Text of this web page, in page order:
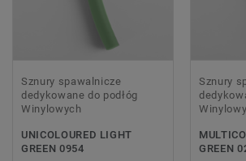
Sznury spawalnicze
dedykowane do podłóg
Winylowych
UNICOLOURED LIGHT
GREEN 0954
Sznury
GREEN